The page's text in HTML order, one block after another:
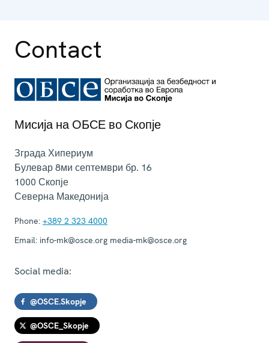
Contact
Мисија на ОБСЕ во Скопје
Зграда Хипериум
Булевар 8ми септември бр. 16
1000 Скопје
Северна Македонија
Phone: +389 2 323 4000
Email: info-mk@osce.org media-mk@osce.org
Social media:
@OSCE.Skopje
@OSCE_Skopje